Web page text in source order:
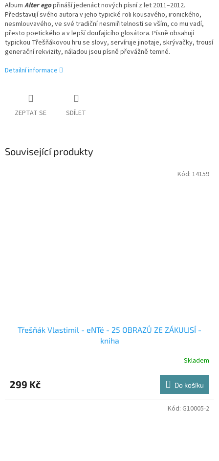
Album Alter egopřináší jedenáct nových písní z let 2011–2012.
Představují svého autora v jeho typické roli kousavého, ironického,
nesmlouvavého, ve své tradiční nesmiřitelnosti se vším, co mu vadí,
přesto poetického a v lepší doufajícího glosátora. Písně obsahují
typickou Třešňákovou hru se slovy, servíruje jinotaje, skrývačky, trousí
generační rekvizity, náladou jsou písně převážně temné.
Detailní informace
ZEPTAT SE SDÍLET
Související produkty
Třešňák Vlastimil - eNTé - 25 OBRAZŮ ZE ZÁKULISÍ -
kniha
Skladem
299 Kč Do košíku
Kód: 14159
Kód: G10005-2